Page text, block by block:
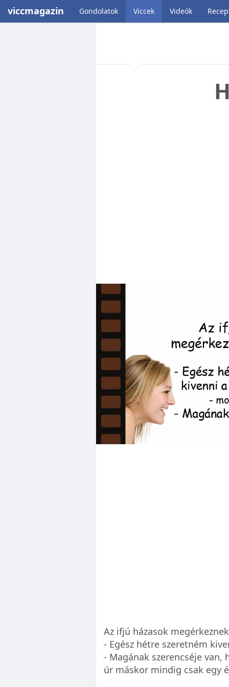
viccmagazin Gondolatok Viccek Videók
Az ifjú házasok
- Egész hétre szeretném
- Magának szerencséje
úr máskor mindig csak egy